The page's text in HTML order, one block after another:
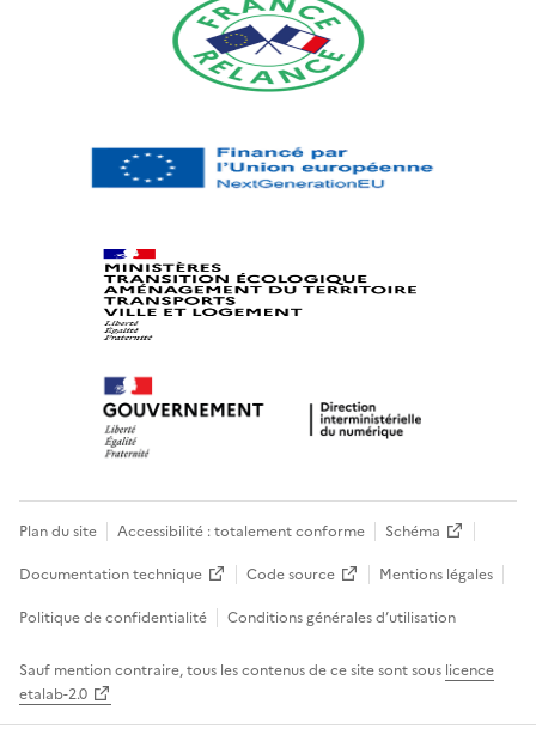
Plan du site Accessibilité : totalement conforme
Schéma
Documentation technique
Code source
Mentions légales
Politique de confidentialité
Conditions générales d’utilisation
Sauf mention contraire, tous les contenus de ce site sont sous licence
etalab-2.0